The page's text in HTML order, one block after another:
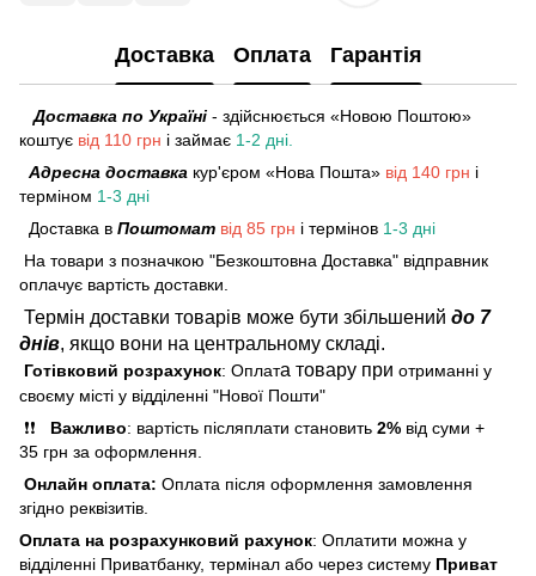
Доставка Оплата Гарантія
Доставка по Україні - здійснюється «Новою Поштою»
коштує від 110 грн і займає 1-2 дні.
Адресна доставка кур'єром «Нова Пошта» від 140 грн і
терміном 1-3 дні
Доставка в Поштомат від 85 грн і термінов 1-3 дні
На товари з позначкою "Безкоштовна Доставка" відправник
оплачує вартість доставки.
Термін доставки товарів може бути збільшений до 7
днів, якщо вони на центральному складі.
Готівковий розрахунок: Оплата товару при отриманні у
своєму місті у відділенні "Нової Пошти"
❗❗ Важливо: вартість післяплати становить 2% від суми +
35 грн за оформлення.
Онлайн оплата: Оплата після оформлення замовлення
згідно реквізитів.
Оплата на розрахунковий рахунок: Оплатити можна у
відділенні Приватбанку, термінал або через систему Приват